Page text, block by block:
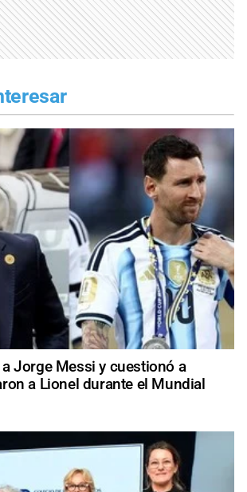
Jorge Messi y cuestionó a
a Lionel durante el Mundial